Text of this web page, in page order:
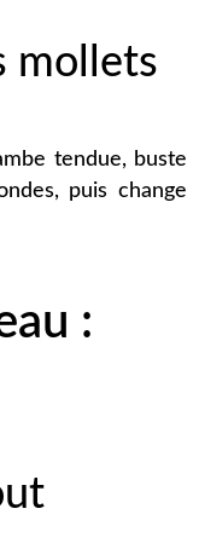
mollets
tendue, buste
puis change
: